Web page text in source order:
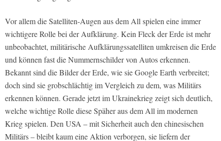
Vor allem die Satelliten-Augen aus dem All spielen eine immer
wichtigere Rolle bei der Aufklärung. Kein Fleck der Erde ist mehr
unbeobachtet, militärische Aufklärungssatelliten umkreisen die Erde
und können fast die Nummernschilder von Autos erkennen.
Bekannt sind die Bilder der Erde, wie sie Google Earth verbreitet;
doch sind sie grobschlächtig im Vergleich zu dem, was Militärs
erkennen können. Gerade jetzt im Ukrainekrieg zeigt sich deutlich,
welche wichtige Rolle diese Späher aus dem All im modernen
Krieg spielen. Den USA – mit Sicherheit auch den chinesischen
Militärs – bleibt kaum eine Aktion verborgen, sie liefern der